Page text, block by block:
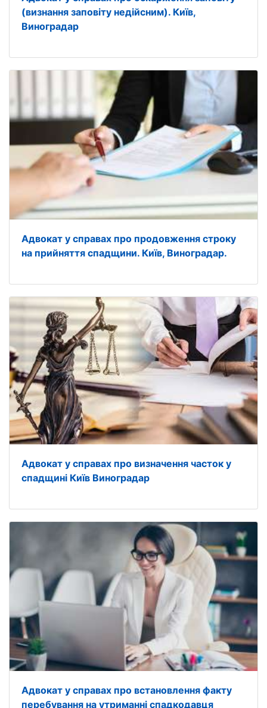
(визнання заповіту недійсним). Київ,
Виноградар
Адвокат у справах про продовження строку
на прийняття спадщини. Київ, Виноградар.
Адвокат у справах про визначення часток у
спадщині Київ Виноградар
Адвокат у справах про встановлення факту
перебування на утриманні спадкодавця